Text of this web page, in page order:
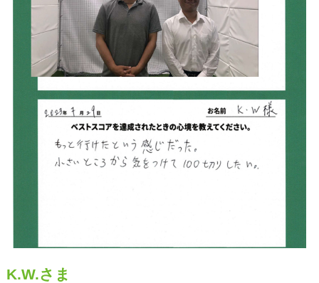
全額返金保証
原田メソッド
エゴスキューメソッド
レッスン内容
ゴルフが楽しみたい（初心者）
K.W.さま